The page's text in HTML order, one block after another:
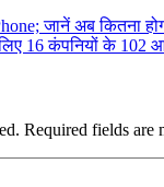
जानें अब कितना
16 कंपनियों के 102
Required fields are